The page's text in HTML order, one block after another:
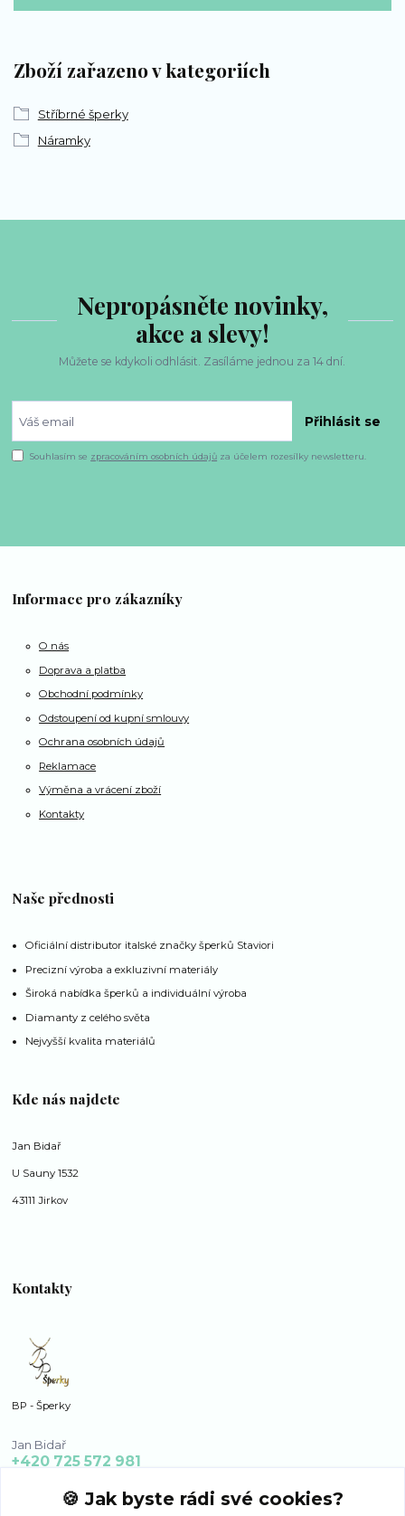
Zboží zařazeno v kategoriích
Stříbrné šperky
Náramky
Nepropásněte novinky,
akce a slevy!
Můžete se kdykoli odhlásit. Zasíláme jednou za 14 dní.
Přihlásit se
Souhlasím se zpracováním osobních údajů za účelem rozesílky newsletteru.
Informace pro zákazníky
O nás
Doprava a platba
Obchodní podmínky
Odstoupení od kupní smlouvy
Ochrana osobních údajů
Reklamace
Výměna a vrácení zboží
Kontakty
Naše přednosti
Oficiální distributor italské značky šperků Staviori
Precizní výroba a exkluzivní materiály
Široká nabídka šperků a individuální výroba
Diamanty z celého světa
Nejvyšší kvalita materiálů
Kde nás najdete
Jan Bidař
U Sauny 1532
43111 Jirkov
Kontakty
BP - Šperky
Jan Bidař
+420 725 572 981
🍪 Jak byste rádi své cookies?